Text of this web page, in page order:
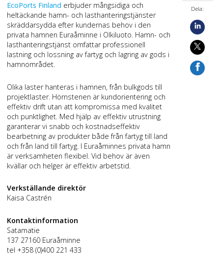
EcoPorts Finland erbjuder mångsidiga och
heltäckande hamn- och lasthanteringstjänster
skräddarsydda efter kundernas behov i den
privata hamnen Euraåminne i Olkiluoto. Hamn- och
lasthanteringstjänst omfattar professionell
lastning och lossning av fartyg och lagring av gods i
hamnområdet.
Olika laster hanteras i hamnen, från bulkgods till
projektlaster. Hörnstenen är kundorientering och
effektiv drift utan att kompromissa med kvalitet
och punktlighet. Med hjälp av effektiv utrustning
garanterar vi snabb och kostnadseffektiv
bearbetning av produkter både från fartyg till land
och från land till fartyg. I Euraåminnes privata hamn
är verksamheten flexibel. Vid behov är även
kvällar och helger är effektiv arbetstid.
Verkställande direktör
Kaisa Castrén
Kontaktinformation
Satamatie
137 27160 Euraåminne
tel +358 (0)400 221 433
Dela: